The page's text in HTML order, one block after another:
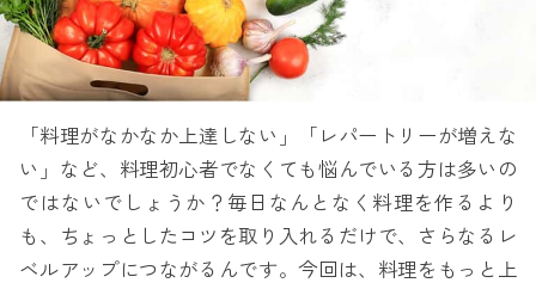
「料理がなかなか上達しない」「レパートリーが増えな
い」など、料理初心者でなくても悩んでいる方は多いの
ではないでしょうか？毎日なんとなく料理を作るより
も、ちょっとしたコツを取り入れるだけで、さらなるレ
ベルアップにつながるんです。今回は、料理をもっと上